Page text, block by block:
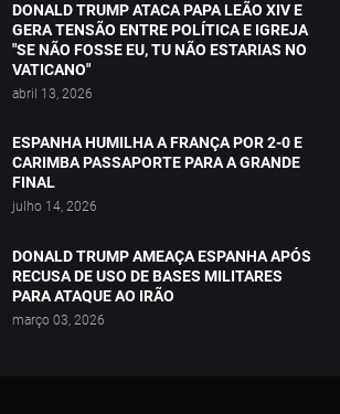
DONALD TRUMP ATACA PAPA LEÃO XIV E
GERA TENSÃO ENTRE POLÍTICA E IGREJA
"SE NÃO FOSSE EU, TU NÃO ESTARIAS NO
VATICANO"
abril 13, 2026
ESPANHA HUMILHA A FRANÇA POR 2-0 E
CARIMBA PASSAPORTE PARA A GRANDE
FINAL
julho 14, 2026
DONALD TRUMP AMEAÇA ESPANHA APÓS
RECUSA DE USO DE BASES MILITARES
PARA ATAQUE AO IRÃO
março 03, 2026